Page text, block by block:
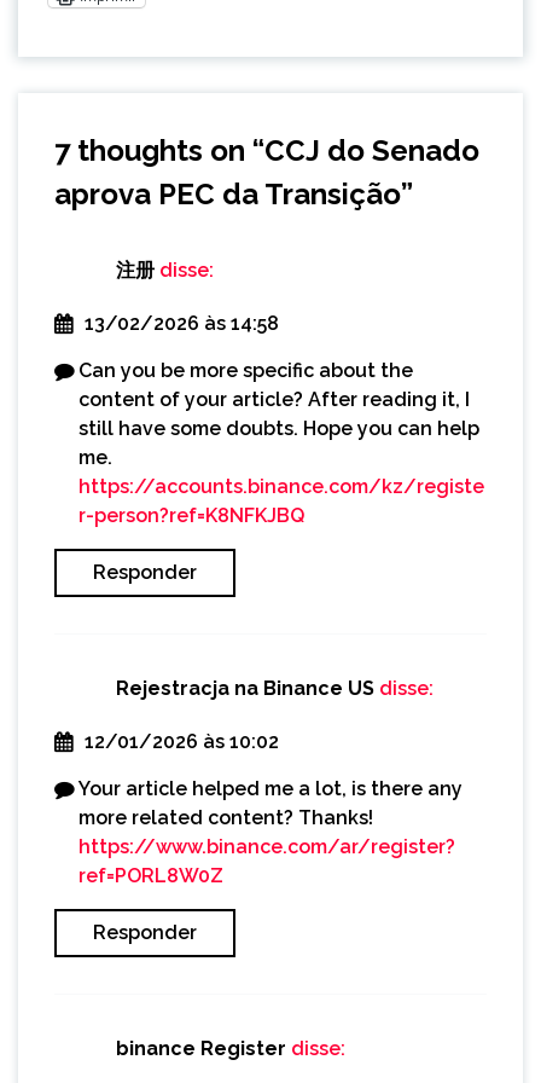
7 thoughts on “CCJ do Senado
aprova PEC da Transição”
注册 disse:
13/02/2026 às 14:58
Can you be more specific about the
content of your article? After reading it, I
still have some doubts. Hope you can help
me.
https://accounts.binance.com/kz/registe
r-person?ref=K8NFKJBQ
Responder
Rejestracja na Binance US disse:
12/01/2026 às 10:02
Your article helped me a lot, is there any
more related content? Thanks!
https://www.binance.com/ar/register?
ref=PORL8W0Z
Responder
binance Register disse: